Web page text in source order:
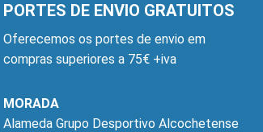
PORTES DE ENVIO GRATUITOS
Oferecemos os portes de envio em
compras superiores a 75€ +iva
MORADA
Alameda Grupo Desportivo Alcochetense